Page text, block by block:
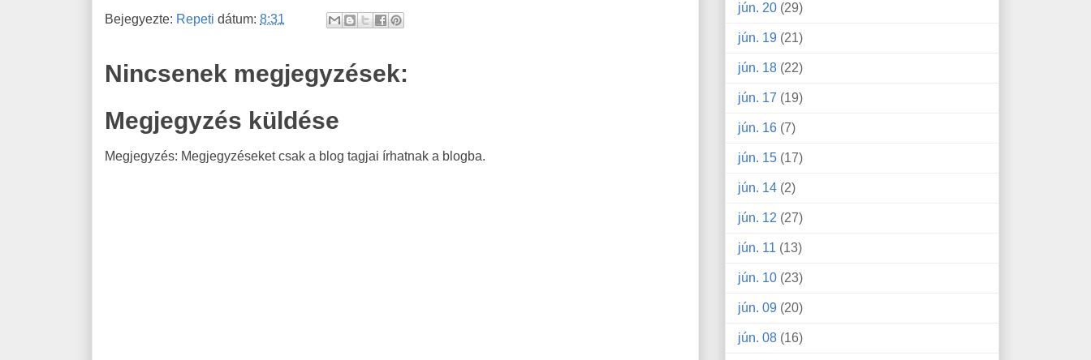
Bejegyezte: Repeti dátum: 8:31
Nincsenek megjegyzések:
Megjegyzés küldése
Megjegyzés: Megjegyzéseket csak a blog tagjai írhatnak a blogba.
jún. 20 (29)
jún. 19 (21)
jún. 18 (22)
jún. 17 (19)
jún. 16 (7)
jún. 15 (17)
jún. 14 (2)
jún. 12 (27)
jún. 11 (13)
jún. 10 (23)
jún. 09 (20)
jún. 08 (16)